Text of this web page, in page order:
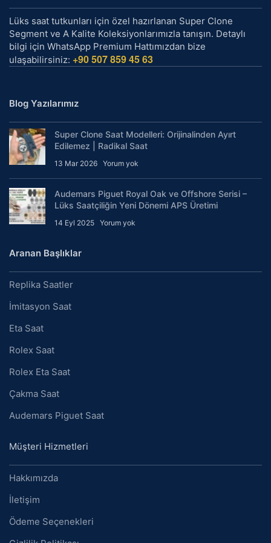
Lüks saat tutkunları için özel hazırlanan Super Clone
Segment ve A Kalite Koleksiyonlarımızla tanışın. Detaylı
bilgi için WhatsApp Premium Hattımızdan bize
ulaşabilirsiniz: +90 507 859 45 63
Blog Yazılarımız
Super Clone Saat Modelleri: Orijinalinden Ayırt
Edilemez | Radikal Saat
13 Mar 2026 Yorum yok
Audemars Piguet Royal Oak ve Offshore Serisi –
Lüks Saatçiliğin Yeni Dönemi APS Üretimi
14 Eyl 2025 Yorum yok
Aranan Başlıklar
Replika Saatler
İmitasyon Saat
Eta Saat
Rolex Saat
Rolex Eta Saat
Çakma Saat
Audemars Piguet Saat
Müşteri Hizmetleri
Hakkımızda
İletişim
Ödeme Seçenekleri